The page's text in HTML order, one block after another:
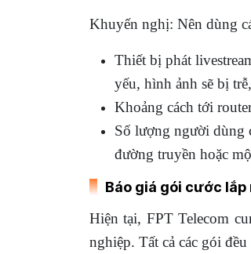
Khuyến nghị: Nên dùng
Thiết bị phát
yếu, hình ảnh sẽ bị
Khoảng cách tới
Số lượng người dùng
đường truyền hoặc
Báo giá gói cước
Hiện tại, FPT Telecom
nghiệp. Tất cả các gói